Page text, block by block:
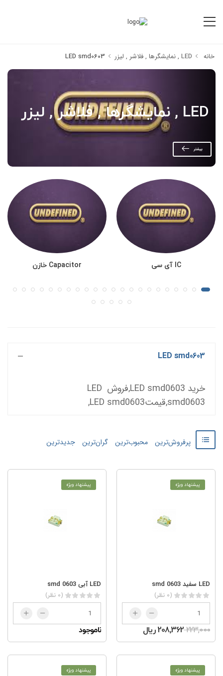
خانه LED , نمایشگرها , فلاشر , لیزر LED smd0603
LED , نمایشگرها , فلاشر , لیزر
بیشتر
IC آی سی Capacitor خازن
LED smd0603
خرید LED smd0603,فروش LED
smd0603,قیمتLED smd0603,
پرفروش‌ترین محبوب‌ترین گران‌ترین جدید‌‌ترین
پیشنهاد ویژه
LED سفید smd 0603
(0 نظر)
223,000208,362 ریال
پیشنهاد ویژه
LED آبی smd 0603
(0 نظر)
ناموجود
پیشنهاد ویژه پیشنهاد ویژه